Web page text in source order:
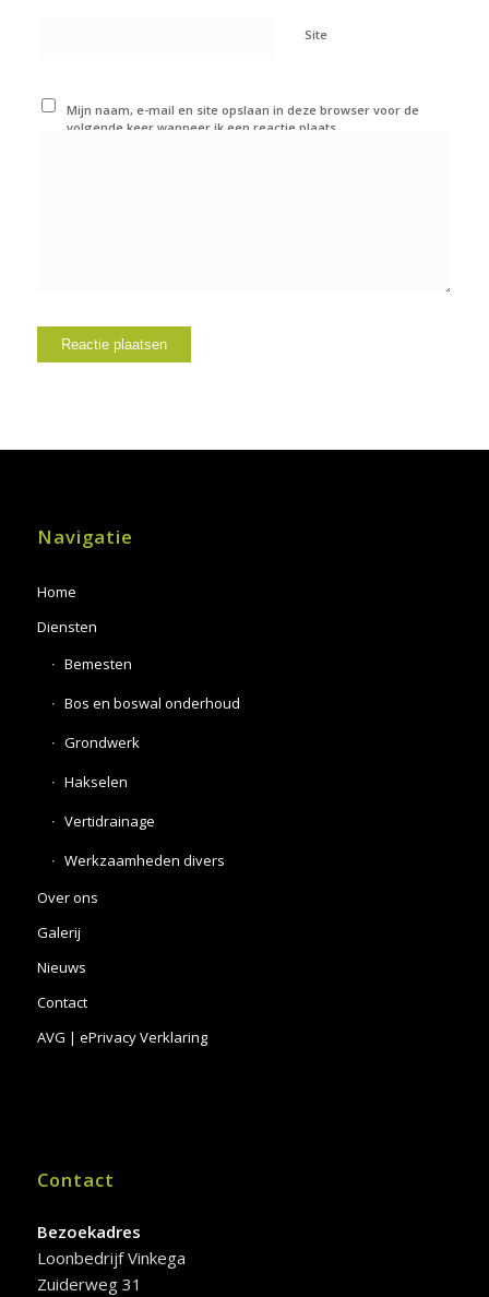
Site
Mijn naam, e-mail en site opslaan in deze browser voor de
volgende keer wanneer ik een reactie plaats.
Navigatie
Home
Diensten
Bemesten
Bos en boswal onderhoud
Grondwerk
Hakselen
Vertidrainage
Werkzaamheden divers
Over ons
Galerij
Nieuws
Contact
AVG | ePrivacy Verklaring
Contact
Bezoekadres
Loonbedrijf Vinkega
Zuiderweg 31